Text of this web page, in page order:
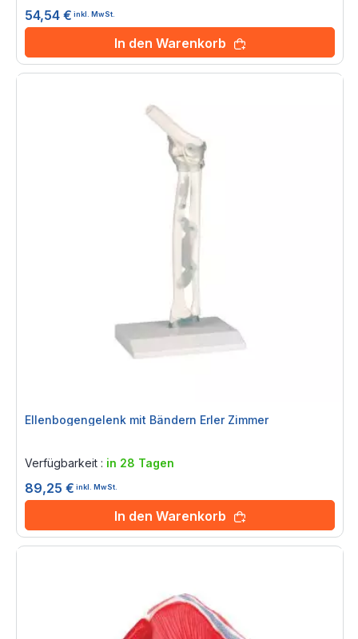
54,54 € inkl. MwSt.
In den Warenkorb
Ellenbogengelenk mit Bändern Erler Zimmer
Verfügbarkeit : in 28 Tagen
89,25 € inkl. MwSt.
In den Warenkorb